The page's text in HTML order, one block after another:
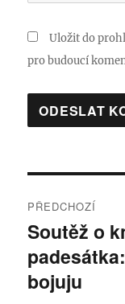
Uložit do
pro budoucí
pro
příspěvek
PŘEDCHOZÍ
Předchozí
příspěvek:
Soutěž o
bojuju